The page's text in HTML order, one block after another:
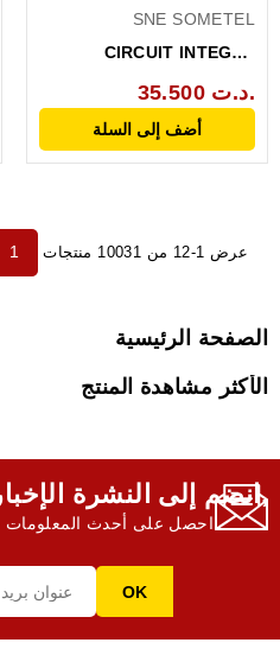
SNE SOMETEL
CIRCUIT INTEGRE
35.500 د.ت.
أضف إلى السلة
عرض 1-12 من 10031 منتجات 1
الصفحة الرئيسية
الأكثر مشاهدة المنتج
انضم إلى النشرة الإخبارية لدينا,
احصل على أحدث المعلومات